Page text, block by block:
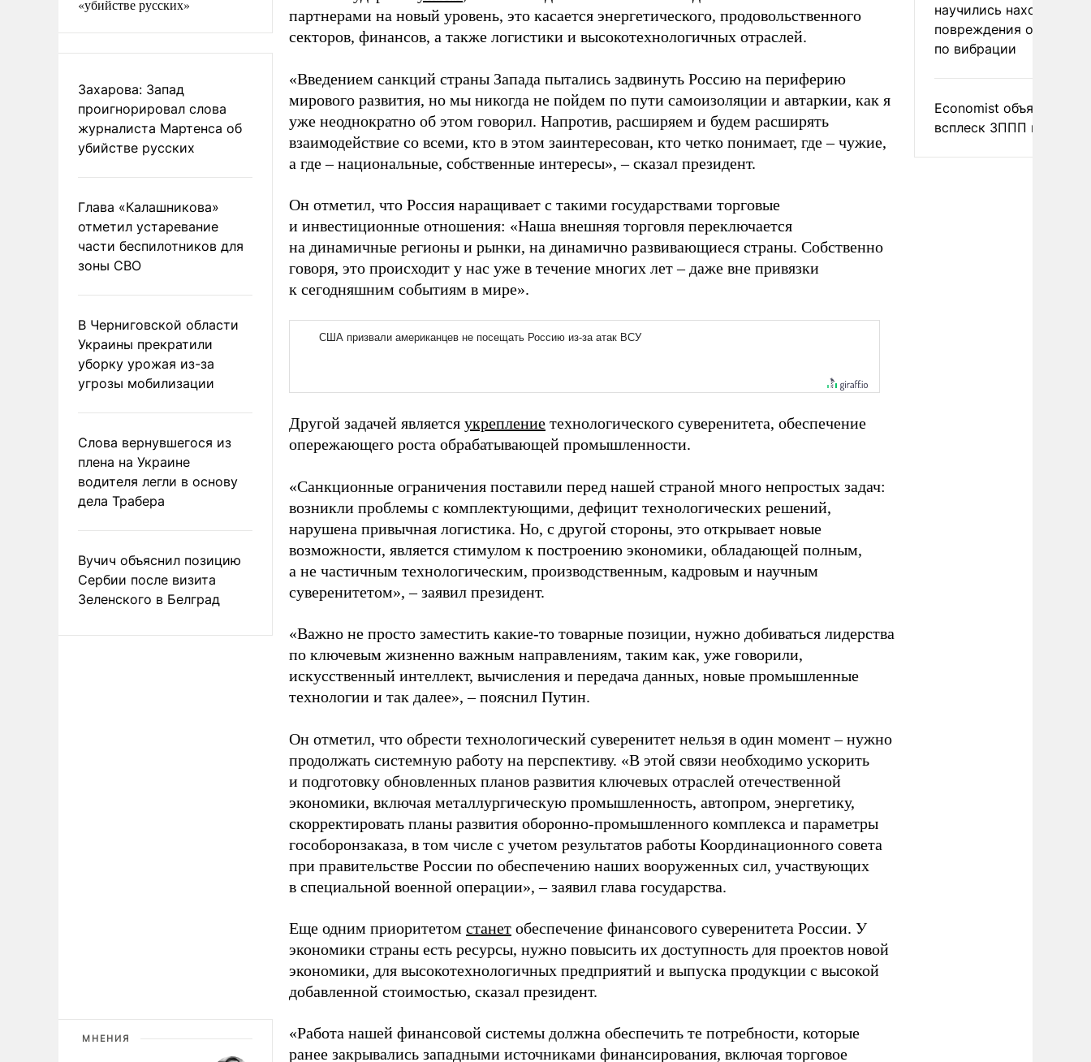
«убийстве русских»
Захарова: Запад
проигнорировал слова
журналиста Мартенса об
убийстве русских
Глава «Калашникова»
отметил устаревание
части беспилотников для
зоны СВО
В Черниговской области
Украины прекратили
уборку урожая из-за
угрозы мобилизации
Слова вернувшегося из
плена на Украине
водителя легли в основу
дела Трабера
Вучич объяснил позицию
Сербии после визита
Зеленского в Белград
МНЕНИЯ
партнерами на новый уровень, это касается энергетического, продовольственного
секторов, финансов, а также логистики и высокотехнологичных отраслей.
«Введением санкций страны Запада пытались задвинуть Россию на периферию
мирового развития, но мы никогда не пойдем по пути самоизоляции и автаркии, как я
уже неоднократно об этом говорил. Напротив, расширяем и будем расширять
взаимодействие со всеми, кто в этом заинтересован, кто четко понимает, где – чужие,
а где – национальные, собственные интересы», – сказал президент.
Он отметил, что Россия наращивает с такими государствами торговые
и инвестиционные отношения: «Наша внешняя торговля переключается
на динамичные регионы и рынки, на динамично развивающиеся страны. Собственно
говоря, это происходит у нас уже в течение многих лет – даже вне привязки
к сегодняшним событиям в мире».
Другой задачей является укрепление технологического суверенитета, обеспечение
опережающего роста обрабатывающей промышленности.
«Санкционные ограничения поставили перед нашей страной много непростых задач:
возникли проблемы с комплектующими, дефицит технологических решений,
нарушена привычная логистика. Но, с другой стороны, это открывает новые
возможности, является стимулом к построению экономики, обладающей полным,
а не частичным технологическим, производственным, кадровым и научным
суверенитетом», – заявил президент.
«Важно не просто заместить какие-то товарные позиции, нужно добиваться лидерства
по ключевым жизненно важным направлениям, таким как, уже говорили,
искусственный интеллект, вычисления и передача данных, новые промышленные
технологии и так далее», – пояснил Путин.
Он отметил, что обрести технологический суверенитет нельзя в один момент – нужно
продолжать системную работу на перспективу. «В этой связи необходимо ускорить
и подготовку обновленных планов развития ключевых отраслей отечественной
экономики, включая металлургическую промышленность, автопром, энергетику,
скорректировать планы развития оборонно-промышленного комплекса и параметры
гособоронзаказа, в том числе с учетом результатов работы Координационного совета
при правительстве России по обеспечению наших вооруженных сил, участвующих
в специальной военной операции», – заявил глава государства.
Еще одним приоритетом станет обеспечение финансового суверенитета России. У
экономики страны есть ресурсы, нужно повысить их доступность для проектов новой
экономики, для высокотехнологичных предприятий и выпуска продукции с высокой
добавленной стоимостью, сказал президент.
«Работа нашей финансовой системы должна обеспечить те потребности, которые
ранее закрывались западными источниками финансирования, включая торговое
научились находить
повреждения
по вибрации
Economist объяснил
всплеск ЗППП в Европе